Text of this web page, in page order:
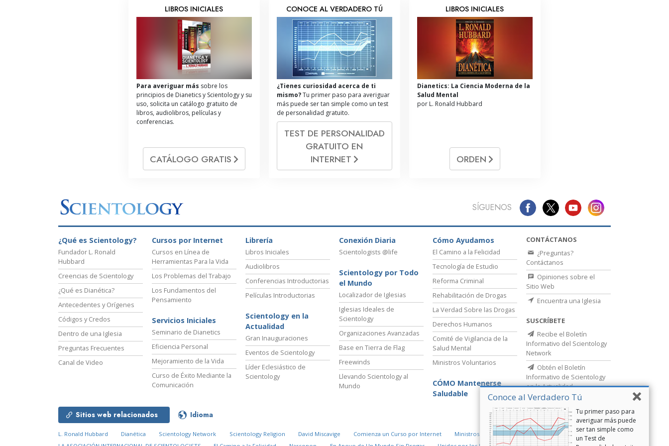
Conoce al Verdadero Tú
Tu primer paso para
averiguar más puede
ser tan simple como
un Test de
LIBROS INICIALES
Para averiguar más sobre los
principios de Dianetics y Scientology y su
uso, solicita un catálogo gratuito de
libros, audiolibros, películas y
conferencias.
CATÁLOGO GRATIS
CONOCE AL VERDADERO TÚ
¿Tienes curiosidad acerca de ti
mismo?Tu primer paso para averiguar
más puede ser tan simple como un test
de personalidad gratuito.
TEST DE PERSONALIDAD
GRATUITO EN
INTERNET
LIBROS INICIALES
Dianetics: La Ciencia Moderna de la
Salud Mental
por L. Ronald Hubbard
ORDEN
SÍGUENOS
¿Qué es Scientology?
Fundador L. Ronald
Hubbard
Creencias de Scientology
¿Qué es Dianética?
Antecedentes y Orígenes
Códigos y Credos
Dentro de una Iglesia
Preguntas Frecuentes
Canal de Video
Cursos por Internet
Cursos en Línea de
Herramientas Para la Vida
Los Problemas del Trabajo
Los Fundamentos del
Pensamiento
Servicios Iniciales
Seminario de Dianetics
Eficiencia Personal
Mejoramiento de la Vida
Curso de Éxito Mediante la
Comunicación
Librería
Libros Iniciales
Audiolibros
Conferencias Introductorias
Películas Introductorias
Scientology en la
Actualidad
Gran Inauguraciones
Eventos de Scientology
Líder Eclesiástico de
Scientology
Conexión Diaria
Scientologists @life
Scientology por Todo
el Mundo
Localizador de Iglesias
Iglesias Ideales de
Scientology
Organizaciones Avanzadas
Base en Tierra de Flag
Freewinds
Llevando Scientology al
Mundo
Cómo Ayudamos
El Camino a la Felicidad
Tecnología de Estudio
Reforma Criminal
Rehabilitación de Drogas
La Verdad Sobre las Drogas
Derechos Humanos
Comité de Vigilancia de la
Salud Mental
Ministros Voluntarios
CÓMO Mantenerse
Saludable
CONTÁCTANOS
¿Preguntas?
Contáctanos
Opiniones sobre el
Sitio Web
Encuentra una Iglesia
SUSCRÍBETE
Recibe el Boletín
Informativo del Scientology
Network
Obtén el Boletín
Informativo de Scientology
en la Actualidad
Sitios web relacionados Idioma
L. Ronald Hubbard Dianética Scientology Network Scientology Religion David Miscavige Comienza un Curso por Internet
Ministros Voluntarios de Scientology